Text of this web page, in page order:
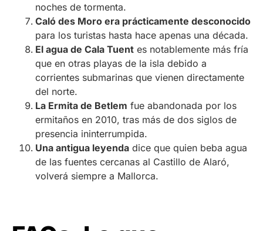
noches de tormenta.
Caló des Moro era prácticamente desconocido
para los turistas hasta hace apenas una década.
El agua de Cala Tuent es notablemente más fría
que en otras playas de la isla debido a
corrientes submarinas que vienen directamente
del norte.
La Ermita de Betlem fue abandonada por los
ermitaños en 2010, tras más de dos siglos de
presencia ininterrumpida.
Una antigua leyenda dice que quien beba agua
de las fuentes cercanas al Castillo de Alaró,
volverá siempre a Mallorca.